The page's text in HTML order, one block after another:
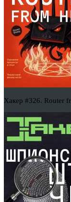
Хакер #326. Router